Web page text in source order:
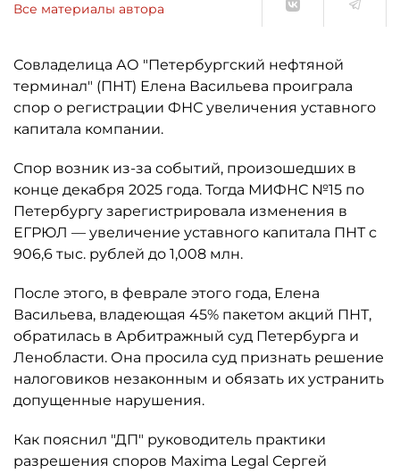
Все материалы автора
Совладелица АО "Петербургский нефтяной
терминал" (ПНТ) Елена Васильева проиграла
спор о регистрации ФНС увеличения уставного
капитала компании.
Спор возник из-за событий, произошедших в
конце декабря 2025 года. Тогда МИФНС №15 по
Петербургу зарегистрировала изменения в
ЕГРЮЛ — увеличение уставного капитала ПНТ с
906,6 тыс. рублей до 1,008 млн.
После этого, в феврале этого года, Елена
Васильева, владеющая 45% пакетом акций ПНТ,
обратилась в Арбитражный суд Петербурга и
Ленобласти. Она просила суд признать решение
налоговиков незаконным и обязать их устранить
допущенные нарушения.
Как пояснил "ДП" руководитель практики
разрешения споров Maxima Legal Сергей